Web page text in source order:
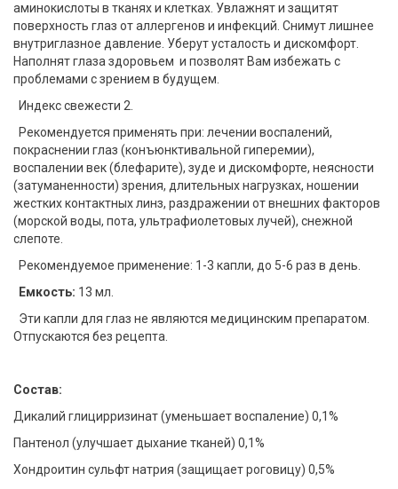
аминокислоты в тканях и клетках. Увлажнят и защитят
поверхность глаз от аллергенов и инфекций. Снимут лишнее
внутриглазное давление. Уберут усталость и дискомфорт.
Наполнят глаза здоровьем и позволят Вам избежать с
проблемами с зрением в будущем.
Индекс свежести 2.
Рекомендуется применять при: лечении воспалений,
покраснении глаз (конъюнктивальной гиперемии),
воспалении век (блефарите), зуде и дискомфорте, неясности
(затуманенности) зрения, длительных нагрузках, ношении
жестких контактных линз, раздражении от внешних факторов
(морской воды, пота, ультрафиолетовых лучей), снежной
слепоте.
Рекомендуемое применение: 1-3 капли, до 5-6 раз в день.
Емкость: 13 мл.
Эти капли для глаз не являются медицинским препаратом.
Отпускаются без рецепта.
Состав:
Дикалий глицирризинат (уменьшает воспаление) 0,1%
Пантенол (улучшает дыхание тканей) 0,1%
Хондроитин сульфт натрия (защищает роговицу) 0,5%